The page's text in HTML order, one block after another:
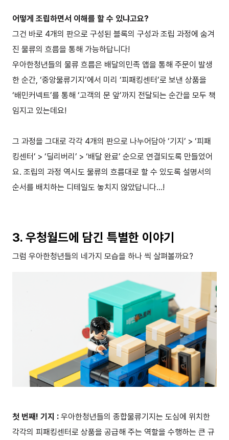
어떻게 조립하면서 이해를 할 수 있냐고요?
그건 바로 4개의 판으로 구성된 블록의 구성과 조립 과정에 숨겨
진 물류의 흐름을 통해 가능하답니다!
우아한청년들의 물류 흐름은 배달의민족 앱을 통해 주문이 발생
한 순간, ‘중앙물류기지’에서 미리 ‘피패킹센터’로 보낸 상품을
‘배민커넥트’를 통해 ‘고객의 문 앞’까지 전달되는 순간을 모두 책
임지고 있는데요!
그 과정을 그대로 각각 4개의 판으로 나누어담아 ‘기지’ > ‘피패
킹센터’ > ‘딜리버리’ > ‘배달 완료’ 순으로 연결되도록 만들었어
요. 조립의 과정 역시도 물류의 흐름대로 할 수 있도록 설명서의
순서를 배치하는 디테일도 놓치지 않았답니다...!
3. 우청월드에 담긴 특별한 이야기
그럼 우아한청년들의 네가지 모습을 하나 씩 살펴볼까요?
첫 번째! 기지 : 우아한청년들의 종합물류기지는 도심에 위치한
각각의 피패킹센터로 상품을 공급해 주는 역할을 수행하는 큰 규